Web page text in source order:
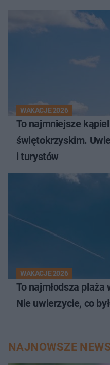
WAKACJE 2026
To najmniejsze
świętokrzyskim.
i turystów
WAKACJE 2026
To najmłodsza
Nie uwierzycie, co
NAJNOWSZE